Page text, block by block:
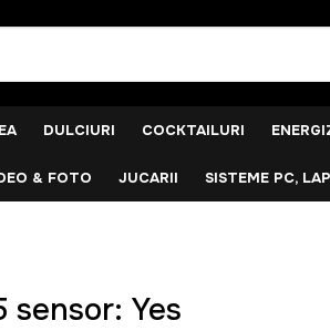
DULCIURI COCKTAILURI
& FOTO JUCARII SISTEME PC,
sensor: Yes